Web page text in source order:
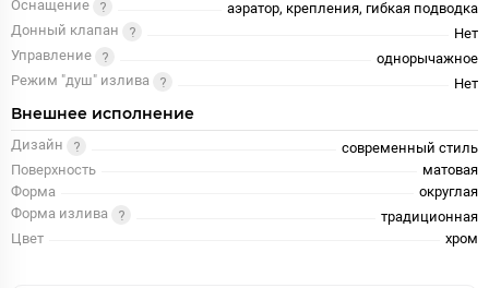
Оснащение
аэратор, крепления, гибкая подводка
Донный клапан
Нет
Управление
однорычажное
Режим "душ" излива
Нет
Внешнее исполнение
Дизайн
современный стиль
Поверхность
матовая
Форма
округлая
Форма излива
традиционная
Цвет
хром